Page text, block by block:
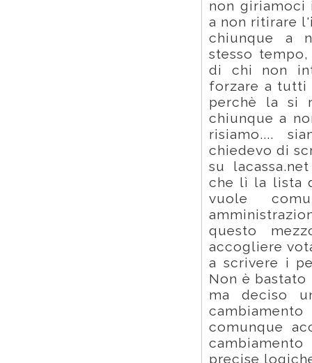
non giriamoci
a non ritirare
chiunque a
stesso
di chi non
forzare a tutti
perchè la si
chiunque a
risiamo....
chiedevo di
su
che lì la lista
vuole
questo
accogliere
a scrivere i
Non è
ma deciso
comunque
precise